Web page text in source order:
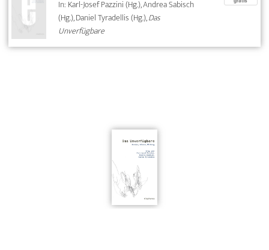
In: Karl-Josef Pazzini (Hg.), Andrea Sabisch
(Hg.), Daniel Tyradellis (Hg.),Das
Unverfügbare